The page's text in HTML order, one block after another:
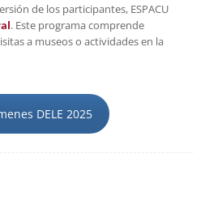
de los participantes, ESPACU
. Este programa comprende
a museos o actividades en la
DELE 2025